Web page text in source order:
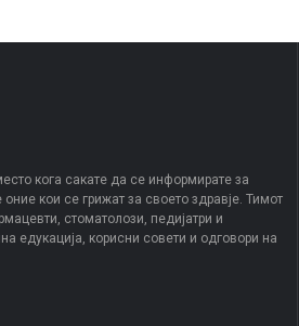
кога сакате да се информирате за
кои се грижат за своето здравје. Тимот
стоматолози, педијатри и
едукација, корисни совети и одговори на